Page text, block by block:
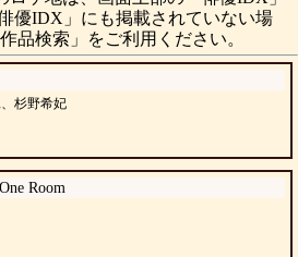
優IDX」にも掲載されていない場
品検索」をご利用ください。
杉野希妃
Room